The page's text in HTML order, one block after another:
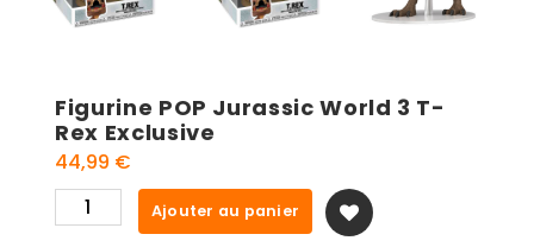
Figurine POP Jurassic World 3 T-
Rex Exclusive
44,99 €
quantité
de
Ajouter au panier